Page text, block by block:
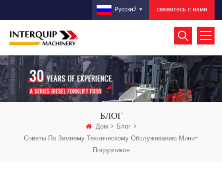
свяжитесь с нами
Русский
БЛОГ
Дом
Блог
Советы По Зимнему Техническому Обслуживанию Мини-
Погрузчиков